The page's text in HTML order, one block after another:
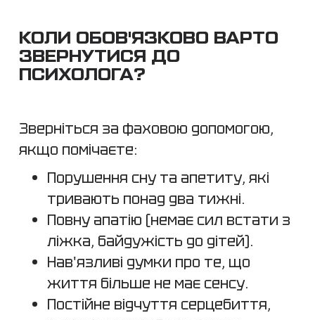
КОЛИ ОБОВ'ЯЗКОВО ВАРТО
ЗВЕРНУТИСЯ ДО
ПСИХОЛОГА?
Зверніться за фаховою допомогою,
якщо помічаєте:
Порушення сну та апетиту, які
тривають понад два тижні.
Повну апатію (немає сил встати з
ліжка, байдужість до дітей).
Нав'язливі думки про те, що
життя більше не має сенсу.
Постійне відчуття серцебиття,